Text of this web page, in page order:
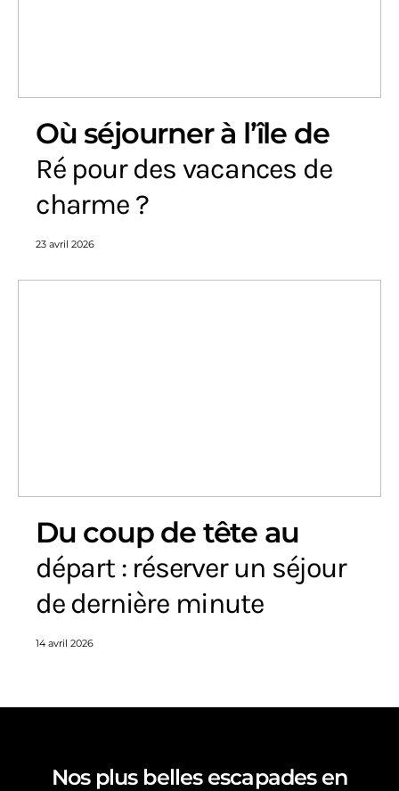
Où séjourner à l’île de
Ré pour des vacances de
charme ?
23 avril 2026
Du coup de tête au
départ : réserver un séjour
de dernière minute
14 avril 2026
Nos plus belles escapades en